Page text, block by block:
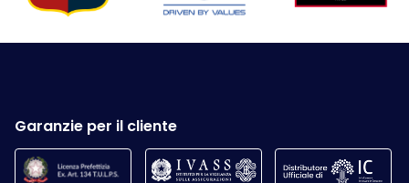
Garanzie per il cliente